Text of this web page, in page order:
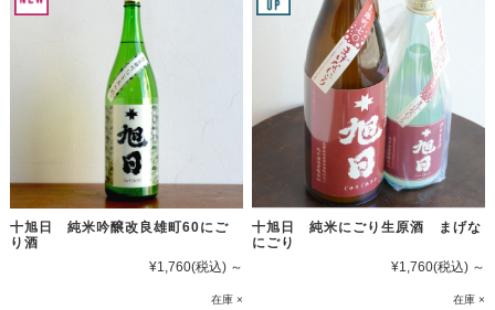
十旭日 純米吟醸改良雄町60にご
り酒
¥1,760(税込) ～
在庫 ×
十旭日 純米にごり生原酒 まげな
にごり
¥1,760(税込) ～
在庫 ×